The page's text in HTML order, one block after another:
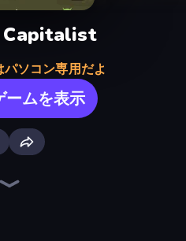
パソコン専用だよ
ームを表示